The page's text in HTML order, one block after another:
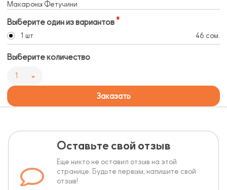
Макароны Фетучини
Выберите один из вариантов
1 шт 46 сом.
Выберите количество
1
Заказать
Оставьте свой отзыв
Еще никто не оставил отзыв на этой
странице. Будьте первым, напишите свой
отзыв!